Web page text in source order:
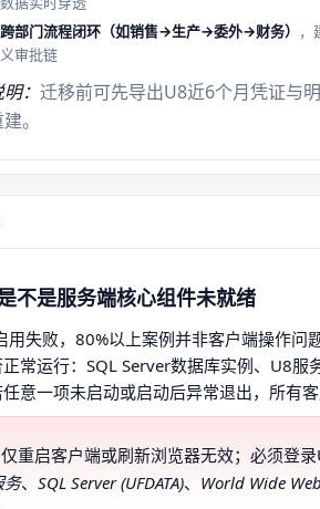
跨部门流程闭环（如销售→生产→委外→财务） ，
审批链
： 迁移前可先导出U8近6个月凭证与
。
不是服务端核心组件未就绪
用失败，80%以上案例并非客户端操作
常运行：SQL Server数据库实例、U8
意一项未启动或启动后异常退出，所有
仅重启客户端或刷新浏览器无效；必须登
务、 SQL Server (UFDATA)、 World Wide